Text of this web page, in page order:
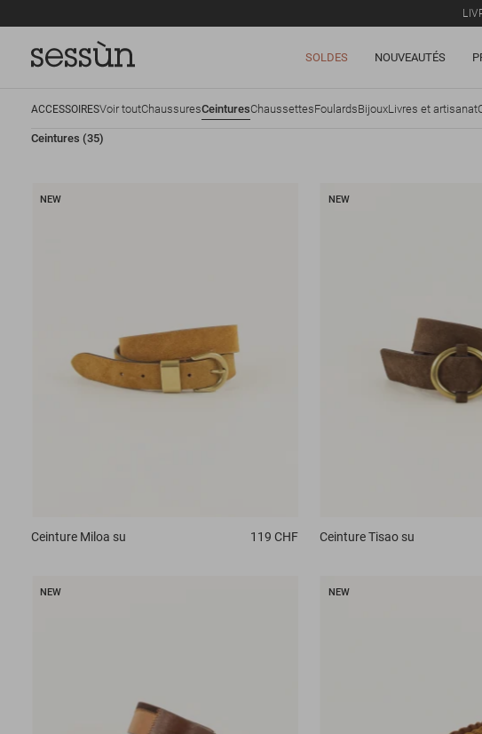
SOLDES NOUVEAUTÉS
ACCESSOIRESVoir toutChaussuresCeinturesChaussettesFoulardsBijouxLivres et artisanat
Ceintures (35)
NEW
Ceinture Miloa su 119 CHF
NEW
Ceinture Tisao su
NEW NEW